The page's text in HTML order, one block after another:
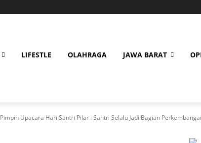
LIFESTLE OLAHRAGA JAWA BARAT
Pimpin Upacara Hari Santri Pilar : Santri Selalu Jadi Bagian